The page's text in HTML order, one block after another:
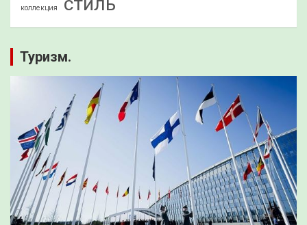
коллекция
Туризм.